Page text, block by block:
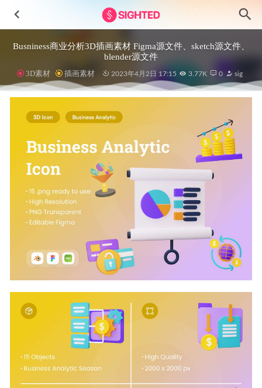
Busniness商业分析3D插画素材 Figma源文件、sketch源文件、
blender源文件
3D素材 插画素材 2023年4月2日 17:15 3.77K 0 sig
Sekawan网站落地页设计模板Figma素材
2023-03-19
app界面导航ui设计 .fig素材
2022-03-21
简洁阅读类app ui .xd素材
2020-12-25
30个网络安全3D图标设计素材
2024-11-16
数据可视化&图表组件UI包 .fig素材